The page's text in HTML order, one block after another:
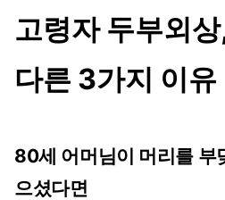
고령자 두부외
다른 3가지 이유
80세 어머님이 머리를 부
으셨다면